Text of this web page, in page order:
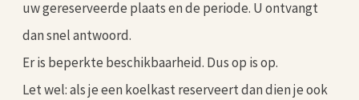
uw gereserveerde plaats en de periode. U ontvangt
dan snel antwoord.
Er is beperkte beschikbaarheid. Dus op is op.
Let wel: als je een koelkast reserveert dan dien je ook